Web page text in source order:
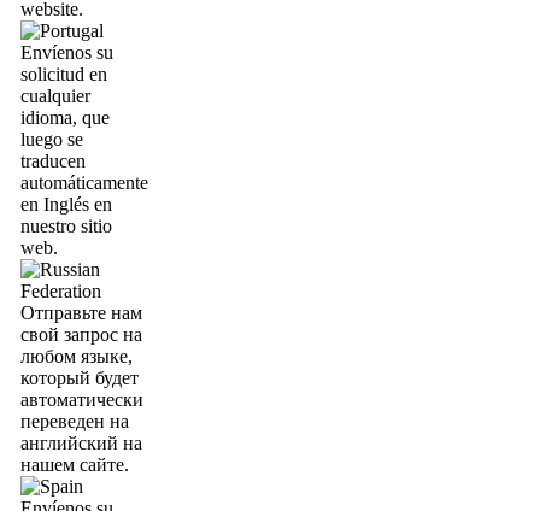
website.
Envíenos su
solicitud en
cualquier
idioma, que
luego se
traducen
automáticamente
en Inglés en
nuestro sitio
web.
Отправьте нам
свой запрос на
любом языке,
который будет
автоматически
переведен на
английский на
нашем сайте.